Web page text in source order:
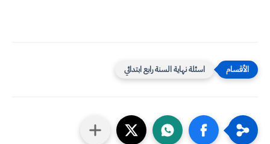
اسئلة نهاية السنة رابع ابتدائي